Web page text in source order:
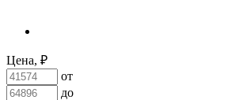
Цена, ₽
от
до